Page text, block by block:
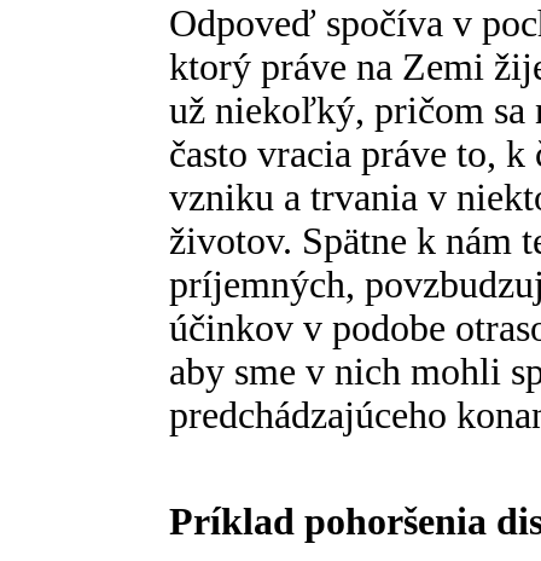
Odpoveď spočíva v
ktorý práve na Zemi
už niekoľký, pričom sa
často vracia práve to,
vzniku a trvania v
životov. Spätne k nám
príjemných,
účinkov v podobe
aby sme v nich mohli
predchádzajúceho
Príklad pohoršenia